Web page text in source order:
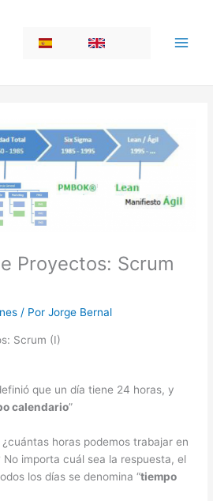
Proyectos: Scrum
/ PorJorge Bernal
Scrum (I)
que un día tiene 24 horas, y
calendario”
horas podemos trabajar en
No importa cuál sea la respuesta, el
los días se denomina “tiempo